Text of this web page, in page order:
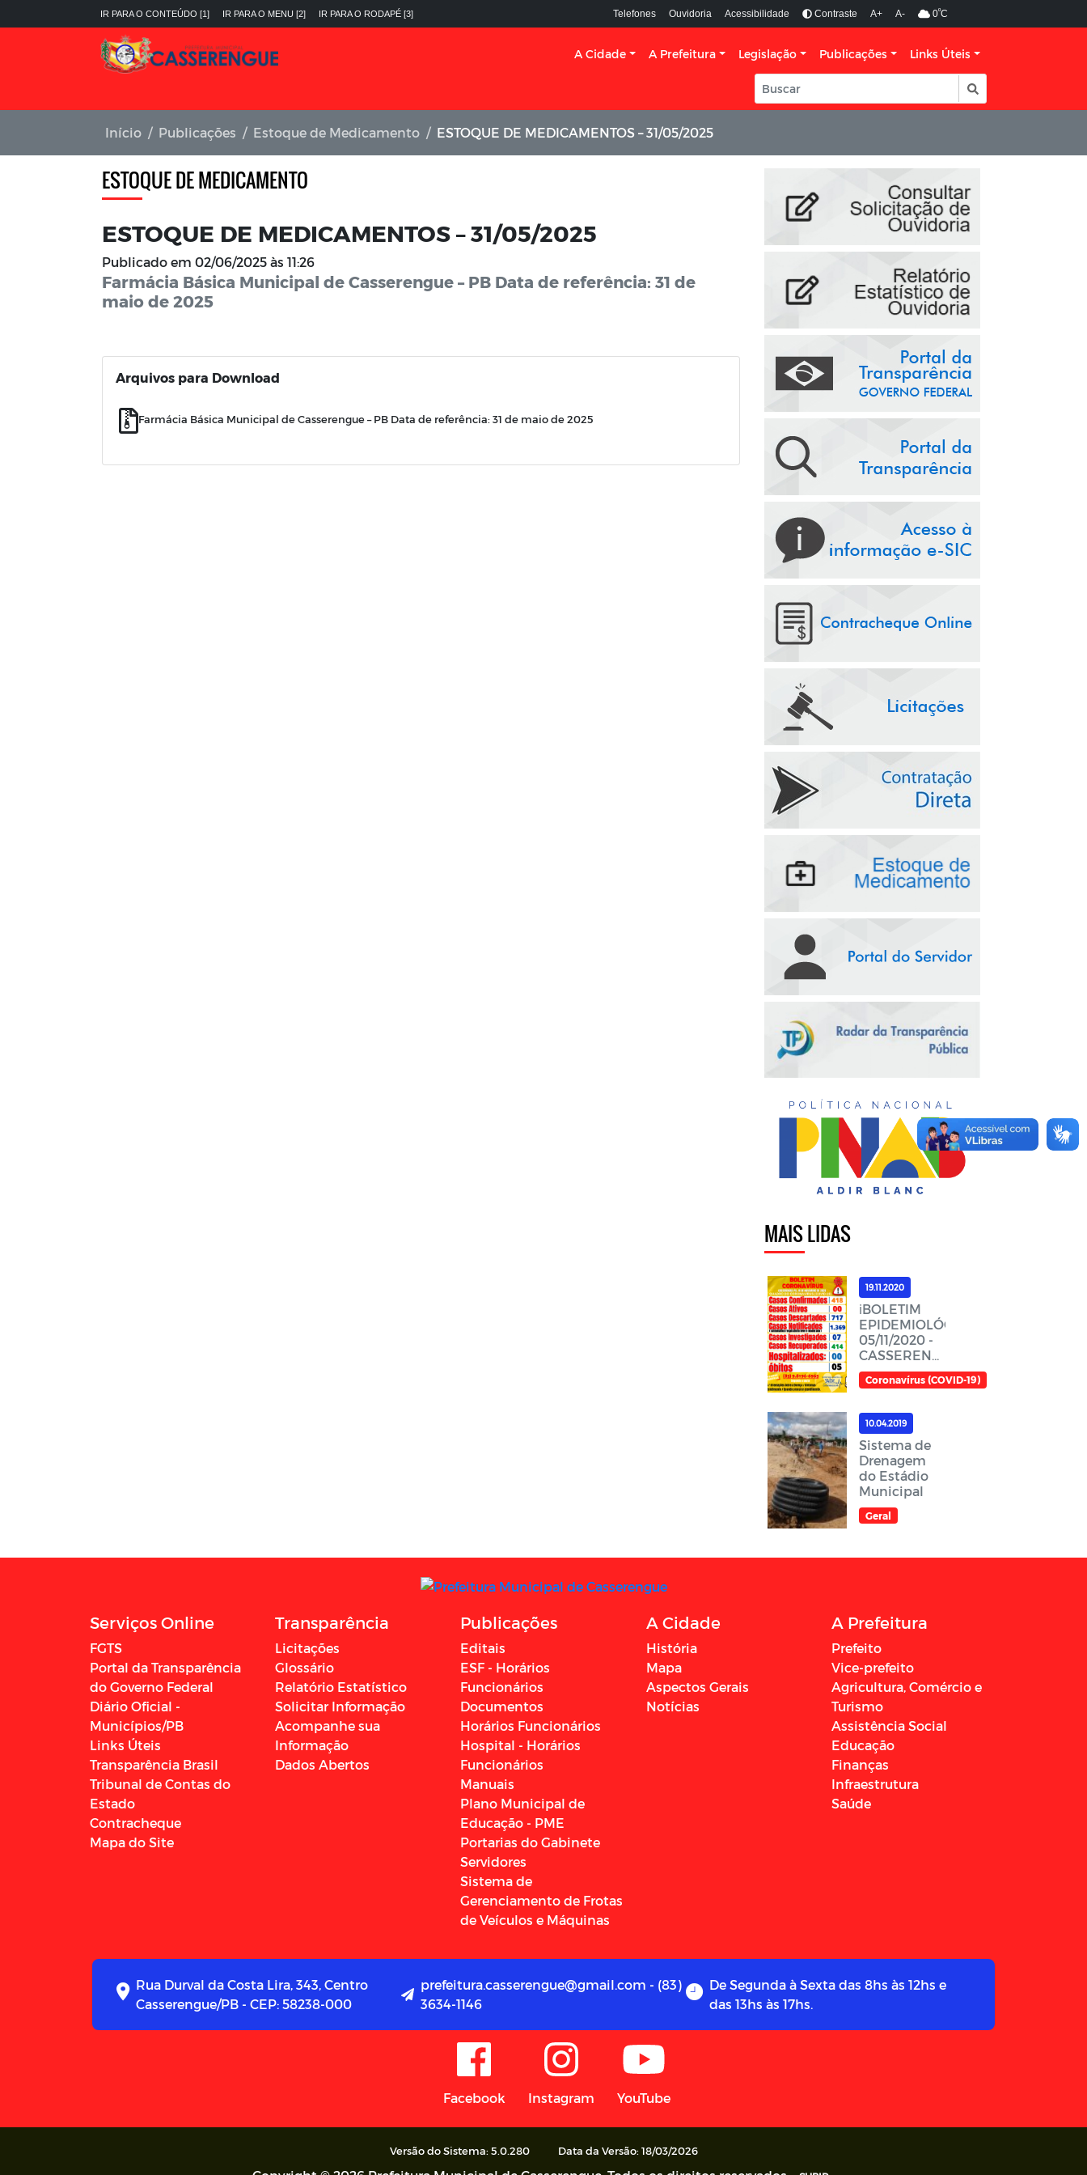
IR PARA O CONTEÚDO [1] IR PARA O MENU [2] IR PARA O RODAPÉ [3] Telefones Ouvidoria Acessibilidade Contraste A+ A- 0ºC
A Cidade A Prefeitura Legislação Publicações Links Úteis
Início Publicações Estoque de Medicamento ESTOQUE DE MEDICAMENTOS – 31/05/2025
ESTOQUE DE MEDICAMENTO
ESTOQUE DE MEDICAMENTOS – 31/05/2025
Publicado em 02/06/2025 às 11:26
Farmácia Básica Municipal de Casserengue – PB Data de referência: 31 de
maio de 2025
Arquivos para Download
Farmácia Básica Municipal de Casserengue – PB Data de referência: 31 de maio de 2025
MAIS LIDAS
19.11.2020
ℹ️BOLETIM
EPIDEMIOLÓGICO,
05/11/2020 -
CASSERENGUE-
PBℹ️
Coronavírus (COVID-19)
10.04.2019
Sistema de
Drenagem
do Estádio
Municipal
Geral
Serviços Online
FGTS
Portal da Transparência
do Governo Federal
Diário Oficial -
Municípios/PB
Links Úteis
Transparência Brasil
Tribunal de Contas do
Estado
Contracheque
Mapa do Site
Transparência
Licitações
Glossário
Relatório Estatístico
Solicitar Informação
Acompanhe sua
Informação
Dados Abertos
Publicações
Editais
ESF - Horários
Funcionários
Documentos
Horários Funcionários
Hospital - Horários
Funcionários
Manuais
Plano Municipal de
Educação - PME
Portarias do Gabinete
Servidores
Sistema de
Gerenciamento de Frotas
de Veículos e Máquinas
A Cidade
História
Mapa
Aspectos Gerais
Notícias
A Prefeitura
Prefeito
Vice-prefeito
Agricultura, Comércio e
Turismo
Assistência Social
Educação
Finanças
Infraestrutura
Saúde
Rua Durval da Costa Lira, 343, Centro
Casserengue/PB - CEP: 58238-000
prefeitura.casserengue@gmail.com - (83)
3634-1146
De Segunda à Sexta das 8hs às 12hs e
das 13hs às 17hs.
Facebook Instagram YouTube
Versão do Sistema: 5.0.280 Data da Versão: 18/03/2026